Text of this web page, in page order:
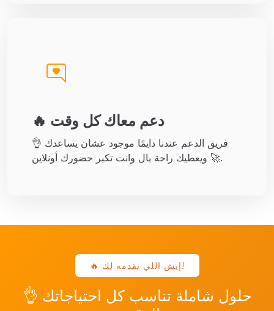
🔥 دعم معاك كل وقت
فريق الدعم عندنا دايمًا موجود عشان يساعدك 👌
ويعطيك راحة بال وانت تكبر حضورك أونلاين 🚀.
🔥 إيش اللي نقدمه لك!
👌 حلول شاملة تناسب كل احتياجاتك